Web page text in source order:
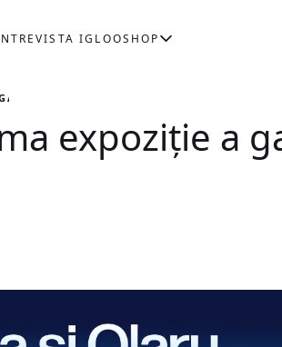
REVISTA IGLOOSHOP
JECZA ȘI OLARU DIN BUCUREȘTI
expoziție a